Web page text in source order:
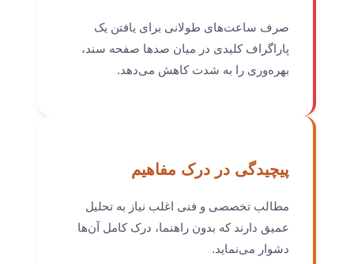
صرف ساعت‌های طولانی برای یافتن یک
پاراگراف کلیدی در میان صدها صفحه سند،
بهره‌وری را به شدت کاهش می‌دهد.
پیچیدگی در درک مفاهیم
مطالب تخصصی و فنی اغلب نیاز به تحلیل
عمیق دارند که بدون راهنما، درک کامل آن‌ها
دشوار می‌نماید.